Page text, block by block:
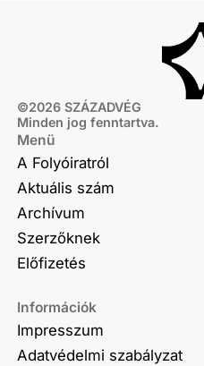
©2026 SZÁZADVÉG
Minden jog fenntartva.
Menü
A Folyóiratról
Aktuális szám
Archívum
Szerzőknek
Előfizetés
Információk
Impresszum
Adatvédelmi szabályzat